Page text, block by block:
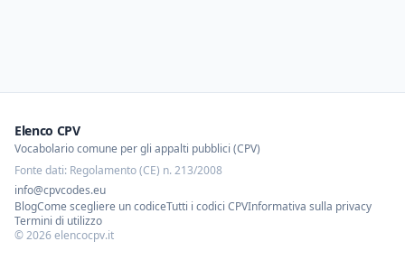
Elenco CPV
Vocabolario comune per gli appalti pubblici (CPV)
Fonte dati: Regolamento (CE) n. 213/2008
info@cpvcodes.eu
BlogCome scegliere un codiceTutti i codici CPVInformativa sulla privacy
Termini di utilizzo
©2026elencocpv.it